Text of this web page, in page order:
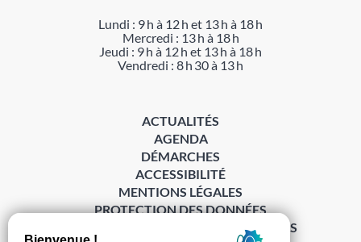
Lundi : 9 h à 12 h et 13 h à 18 h
Mercredi : 13 h à 18 h
Jeudi : 9 h à 12 h et 13 h à 18 h
Vendredi : 8 h 30 à 13 h
ACTUALITÉS
AGENDA
DÉMARCHES
ACCESSIBILITÉ
MENTIONS LÉGALES
PROTECTION DES DONNÉES
POLITIQUE DE GESTION DES COOKIES